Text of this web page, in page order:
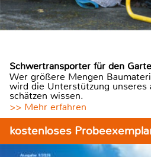
Schwertransporter für den
Wer größere Mengen
wird die Unterstützung unseres
schätzen wissen.
>> Mehr erfahren
kostenloses